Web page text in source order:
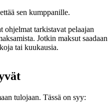
sen kumppanille.
ohjelmat tarkistavat pelaajan
Jotkin maksut saadaan
tai kuukausia.
tulojaan. Tässä on syy: